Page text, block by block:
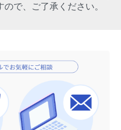
で、ご了承ください。